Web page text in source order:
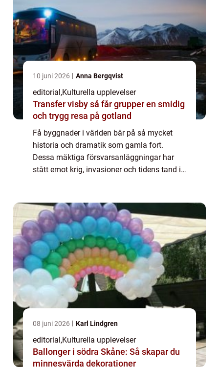
10 juni 2026 Anna Bergqvist
editorial,Kulturella upplevelser
Transfer visby så får grupper en smidig
och trygg resa på gotland
Få byggnader i världen bär på så mycket
historia och dramatik som gamla fort.
Dessa mäktiga försvarsanläggningar har
stått emot krig, invasioner och tidens tand i
08 juni 2026 Karl Lindgren
editorial,Kulturella upplevelser
Ballonger i södra Skåne: Så skapar du
minnesvärda dekorationer